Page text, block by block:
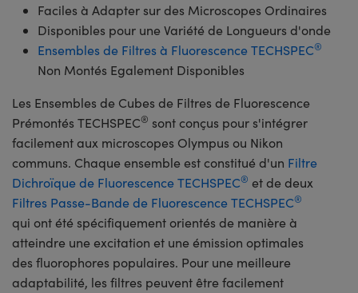
Faciles à Adapter sur des Microscopes Ordinaires
Disponibles pour une Variété de Longueurs d'onde
Ensembles de Filtres à Fluorescence TECHSPEC®
Non Montés Egalement Disponibles
Les Ensembles de Cubes de Filtres de Fluorescence
Prémontés TECHSPEC® sont conçus pour s'intégrer
facilement aux microscopes Olympus ou Nikon
communs. Chaque ensemble est constitué d'un Filtre
Dichroïque de Fluorescence TECHSPEC® et de deux
Filtres Passe-Bande de Fluorescence TECHSPEC®
qui ont été spécifiquement orientés de manière à
atteindre une excitation et une émission optimales
des fluorophores populaires. Pour une meilleure
adaptabilité, les filtres peuvent être facilement